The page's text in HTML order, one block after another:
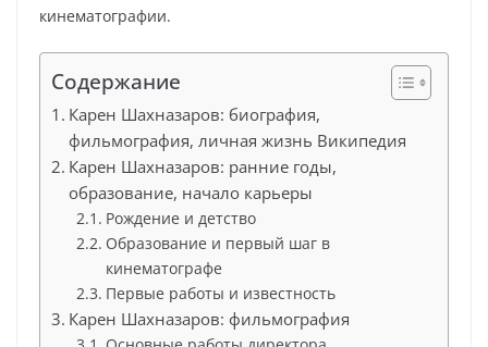
кинематографии.
Содержание
Карен Шахназаров: биография,
фильмография, личная жизнь Википедия
Карен Шахназаров: ранние годы,
образование, начало карьеры
Рождение и детство
Образование и первый шаг в
кинематографе
Первые работы и известность
Карен Шахназаров: фильмография